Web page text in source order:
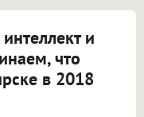
и
что
в 2018